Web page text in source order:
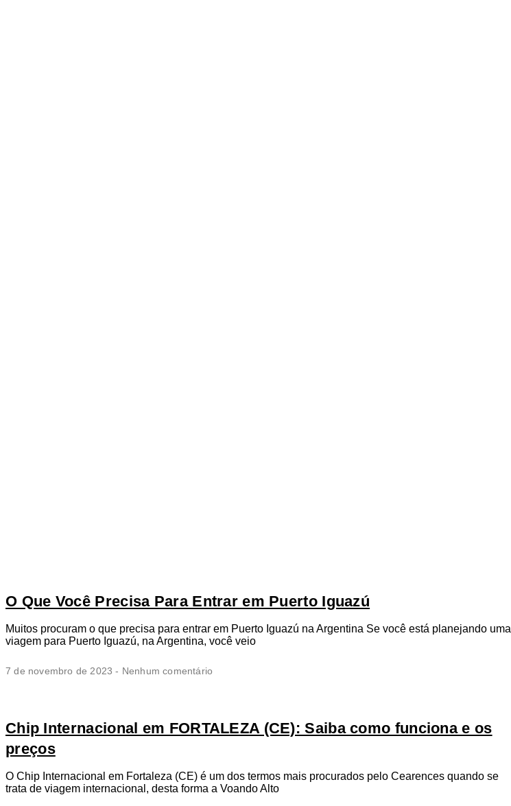
O Que Você Precisa Para Entrar em Puerto Iguazú
Muitos procuram o que precisa para entrar em Puerto Iguazú na Argentina Se você está planejando uma
viagem para Puerto Iguazú, na Argentina, você veio
7 de novembro de 2023 Nenhum comentário
Chip Internacional em FORTALEZA (CE): Saiba como funciona e os
preços
O Chip Internacional em Fortaleza (CE) é um dos termos mais procurados pelo Cearences quando se
trata de viagem internacional, desta forma a Voando Alto